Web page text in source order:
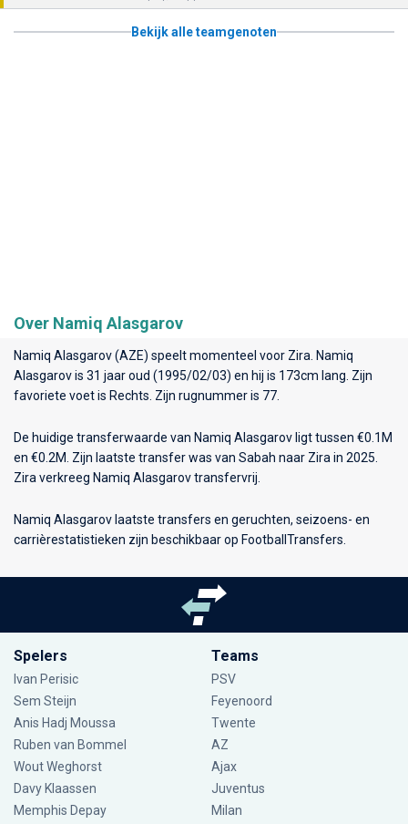
Bekijk alle teamgenoten
Over Namiq Alasgarov
Namiq Alasgarov (AZE) speelt momenteel voor Zira . Namiq
Alasgarov is 31 jaar oud (1995/02/03) en hij is 173cm lang. Zijn
favoriete voet is Rechts. Zijn rugnummer is 77.
De huidige transferwaarde van Namiq Alasgarov ligt tussen €0.1M
en €0.2M. Zijn laatste transfer was van Sabah naar Zira in 2025.
Zira verkreeg Namiq Alasgarov transfervrij.
Namiq Alasgarov laatste transfers en geruchten, seizoens- en
carrièrestatistieken zijn beschikbaar op FootballTransfers.
Spelers
Ivan Perisic
Sem Steijn
Anis Hadj Moussa
Ruben van Bommel
Wout Weghorst
Davy Klaassen
Memphis Depay
Teams
PSV
Feyenoord
Twente
AZ
Ajax
Juventus
Milan